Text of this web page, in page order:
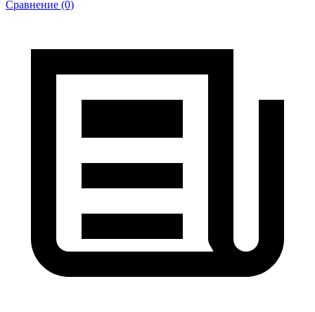
Сравнение (0)